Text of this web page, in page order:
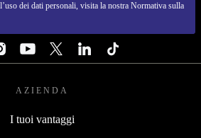
dei dati personali, visita la nostra Normativa sulla
AZIENDA
I tuoi vantaggi